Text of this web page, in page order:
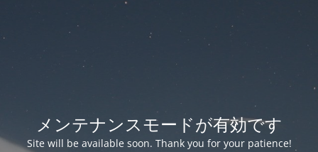
メンテナンスモードが有効です
Site will be available soon. Thank you for your patience!